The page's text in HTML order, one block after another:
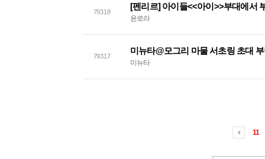
79318
[펜리르] 아이들<<아이>>부대에서
윤로라
79317
미뉴타@모그리 마물 서초링 초대
미뉴타
11